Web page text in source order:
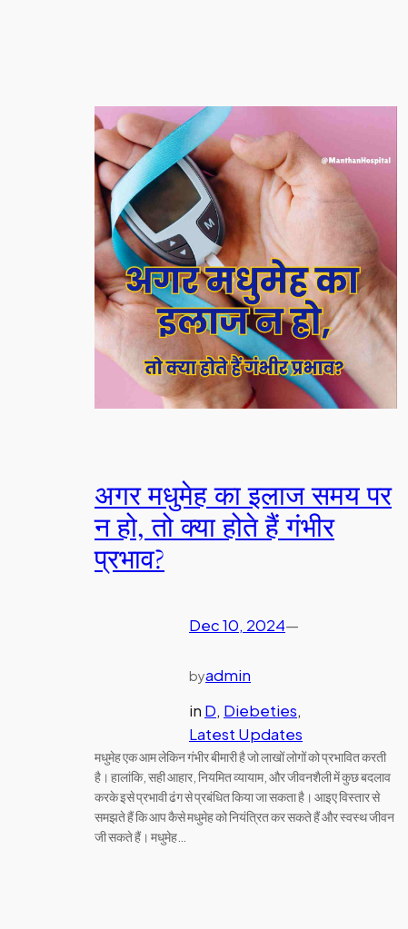
अगर मधुमेह का इलाज समय पर
न हो, तो क्या होते हैं गंभीर
प्रभाव?
Dec 10, 2024—
byadmin
in D, Diebeties
Latest Updates
मधुमेह एक आम लेकिन गंभीर बीमारी है जो लाखों लोगों को प्रभावित करती
है। हालांकि, सही आहार, नियमित व्यायाम, और जीवनशैली में कुछ बदलाव
करके इसे प्रभावी ढंग से प्रबंधित किया जा सकता है। आइए विस्तार से
समझते हैं कि आप कैसे मधुमेह को नियंत्रित कर सकते हैं और स्वस्थ जीवन
जी सकते हैं। मधुमेह…